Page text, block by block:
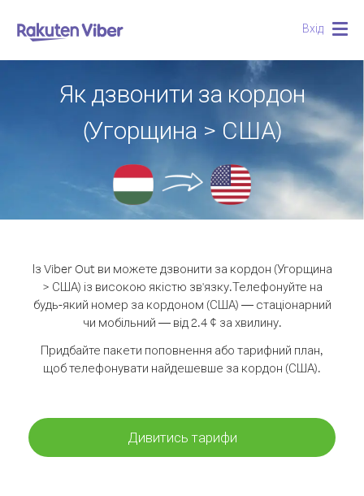
Вхід
Як дзвонити за кордон
(Угорщина > США)
Із Viber Out ви можете дзвонити за кордон (Угорщина
> США) із високою якістю зв'язку.Телефонуйте на
будь-який номер за кордоном (США) — стаціонарний
чи мобільний — від 2.4 ¢ за хвилину.
Придбайте пакети поповнення або тарифний план,
щоб телефонувати найдешевше за кордон (США).
Дивитись тарифи